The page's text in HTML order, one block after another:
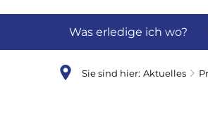
Was erledige ich wo?
Sie sind hier: Aktuelles